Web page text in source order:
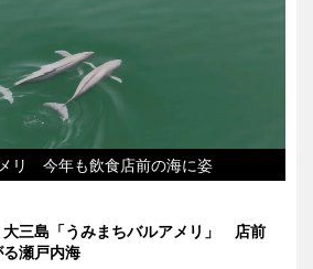
リ 今年も飲食店前の海に姿
大三島「うみまちバルアメリ」 店前
る瀬戸内海